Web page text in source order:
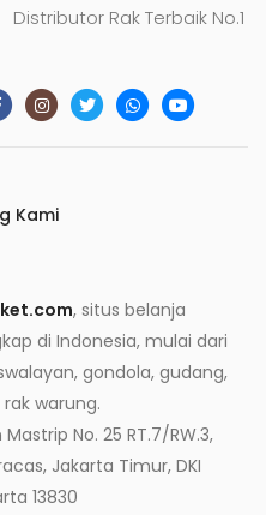
Distributor Rak Terbaik No.1
Kami
, situs belanja
di Indonesia, mulai dari
gondola, gudang,
warung.
Mastrip No. 25 RT.7/RW.3,
Jakarta Timur, DKI
13830